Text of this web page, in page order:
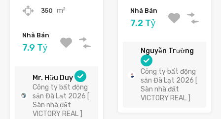
350 m²
Nhà Bán
7.9 Tỷ
Mr. Hữu Duy
Công ty bất động
sản Đà Lạt 2026 [
Sàn nhà đất
VICTORY REAL ]
Nhà Bán
7.2 Tỷ
Nguyễn Trường
Công ty bất động
sản Đà Lạt 2026 [
Sàn nhà đất
VICTORY REAL ]